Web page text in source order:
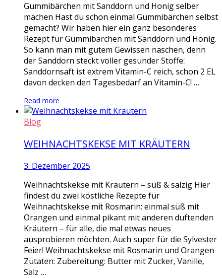
Gummibärchen mit Sanddorn und Honig selber
machen Hast du schon einmal Gummibärchen selbst
gemacht? Wir haben hier ein ganz besonderes
Rezept für Gummibärchen mit Sanddorn und Honig.
So kann man mit gutem Gewissen naschen, denn
der Sanddorn steckt voller gesunder Stoffe:
Sanddornsaft ist extrem Vitamin-C reich, schon 2 EL
davon decken den Tagesbedarf an Vitamin-C! …
Read more
Blog
WEIHNACHTSKEKSE MIT KRÄUTERN
3. Dezember 2025
Weihnachtskekse mit Kräutern – süß & salzig Hier
findest du zwei köstliche Rezepte für
Weihnachtskekse mit Rosmarin: einmal süß mit
Orangen und einmal pikant mit anderen duftenden
Kräutern – für alle, die mal etwas neues
ausprobieren möchten. Auch super für die Sylvester
Feier! Weihnachtskekse mit Rosmarin und Orangen
Zutaten: Zubereitung: Butter mit Zucker, Vanille,
Salz …